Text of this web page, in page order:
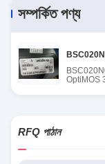
সম্পর্কিত পণ্য
BSC020N03MSG MOSFET
OptiMOS
RFQ পাঠান